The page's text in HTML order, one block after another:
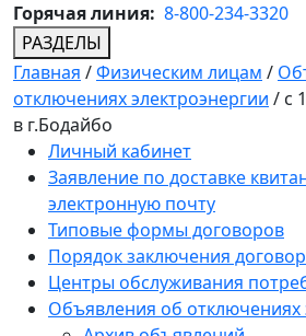
Горячая линия: 8-800-234-3320
РАЗДЕЛЫ
Главная /Физическим лицам /
отключениях электроэнергии / c
в г.Бодайбо
Личный кабинет
Заявление по доставке
электронную почту
Типовые формы договоров
Порядок заключения
Центры обслуживания
Объявления об отключениях